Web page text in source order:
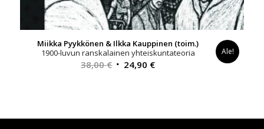
Miikka Pyykkönen & Ilkka Kauppinen (toim.)
1900-luvun ranskalainen yhteiskuntateoria
38,00€ Alkuperäinen
24,90 €Nykyinen
Ale!